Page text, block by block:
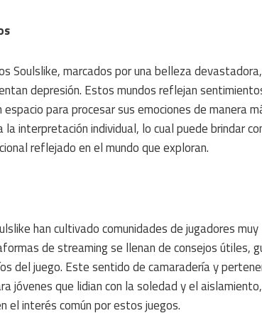
Soulslike, marcados por una belleza
depresión. Estos mundos reflejan
para procesar sus emociones de manera
interpretación individual, lo cual puede brindar
reflejado en el mundo que exploran.
han cultivado comunidades de jugadores muy
de streaming se llenan de consejos útiles,
del juego. Este sentido de camaradería y
jóvenes que lidian con la soledad y el aislamiento,
el interés común por estos juegos.